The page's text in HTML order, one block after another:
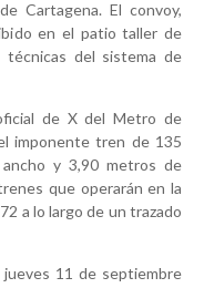
Cartagena. El convoy,
en el patio taller de
técnicas del sistema de
de X del Metro de
imponente tren de 135
y 3,90 metros de
que operarán en la
a lo largo de un trazado
jueves 11 de septiembre